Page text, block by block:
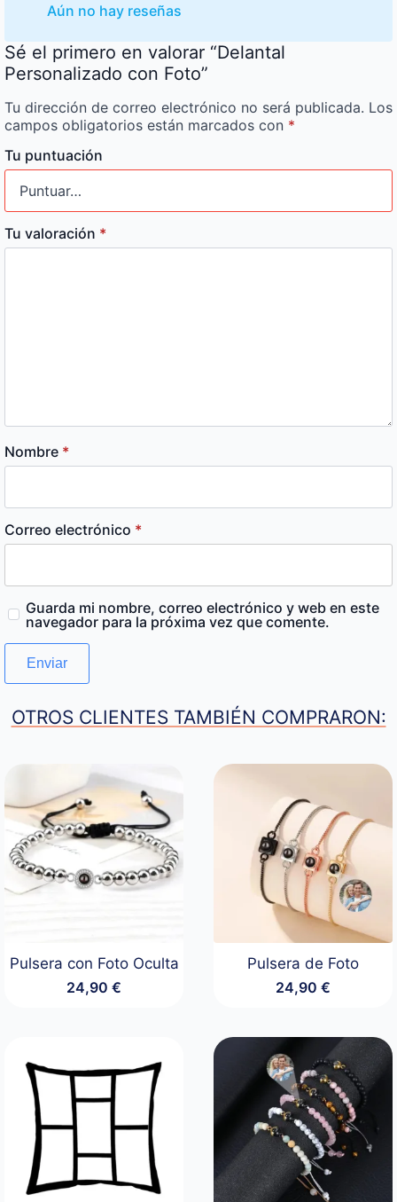
Aún no hay reseñas
Sé el primero en valorar “Delantal
Personalizado con Foto”
Tu dirección de correo electrónico no será publicada. Los
campos obligatorios están marcados con *
Tu puntuación
Tu valoración *
Nombre *
Correo electrónico *
Guarda mi nombre, correo electrónico y web en este
navegador para la próxima vez que comente.
OTROS CLIENTES TAMBIÉN COMPRARON:
Pulsera con Foto Oculta
24,90€
Pulsera de Foto
24,90 €